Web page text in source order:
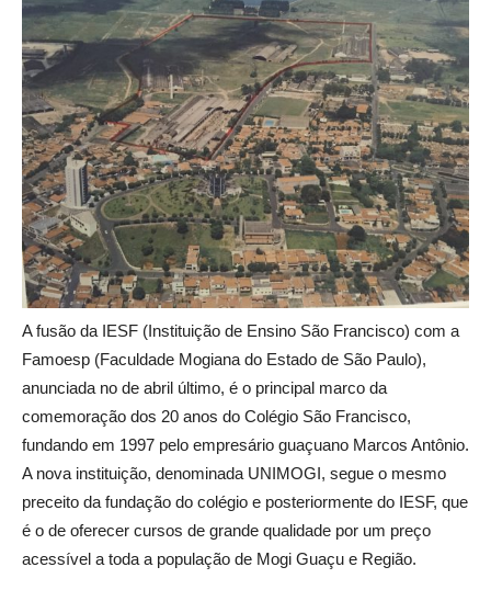
A fusão da IESF (Instituição de Ensino São Francisco) com a
Famoesp (Faculdade Mogiana do Estado de São Paulo),
anunciada no de abril último, é o principal marco da
comemoração dos 20 anos do Colégio São Francisco,
fundando em 1997 pelo empresário guaçuano Marcos Antônio.
A nova instituição, denominada UNIMOGI, segue o mesmo
preceito da fundação do colégio e posteriormente do IESF, que
é o de oferecer cursos de grande qualidade por um preço
acessível a toda a população de Mogi Guaçu e Região.